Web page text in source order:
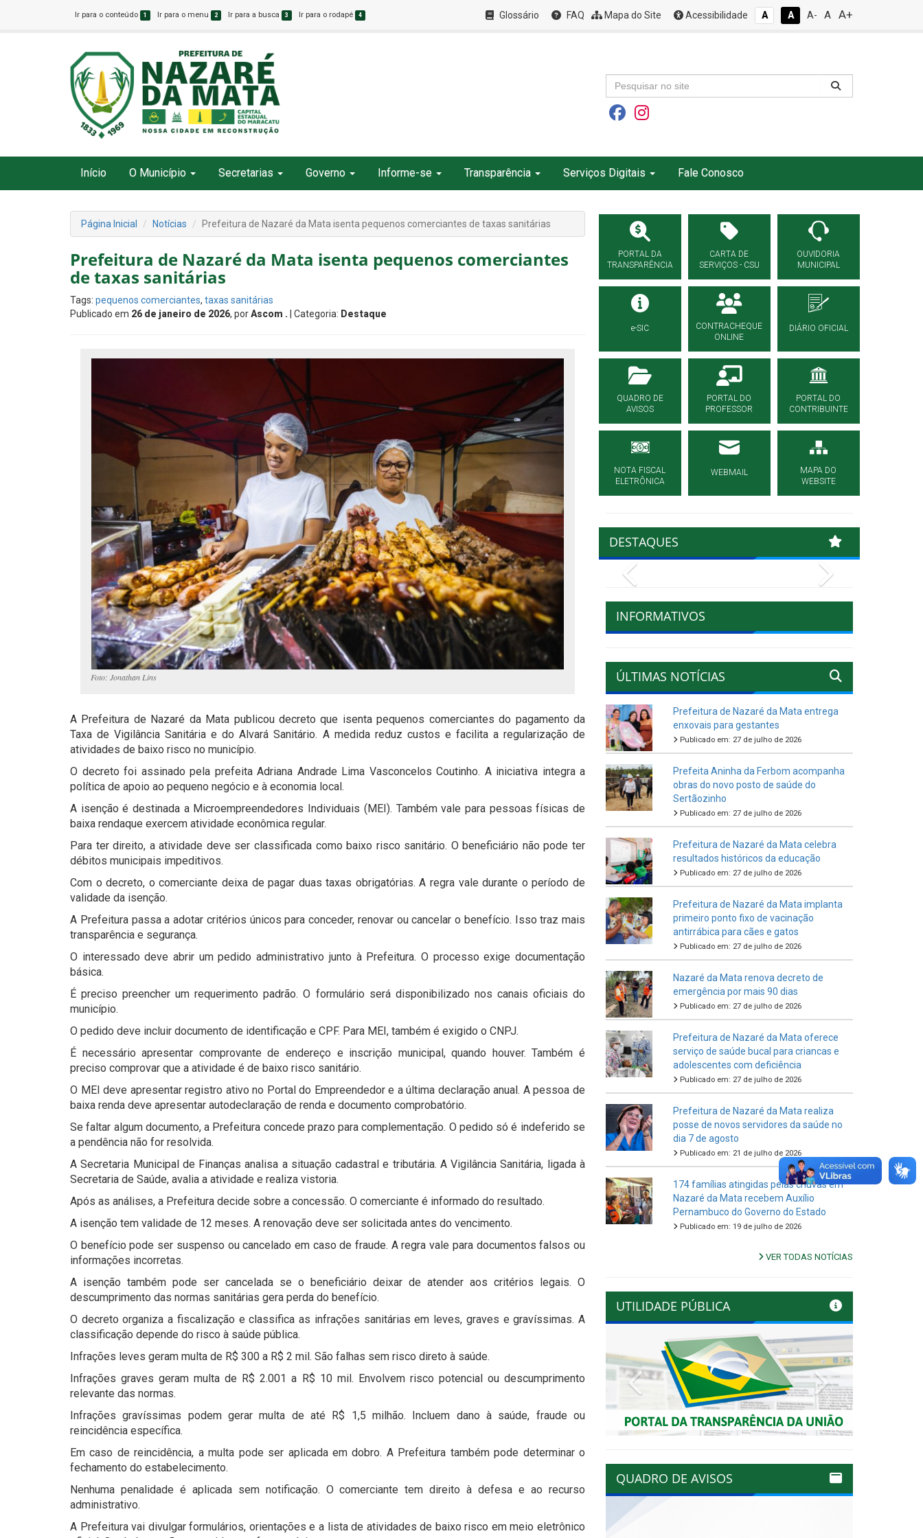
Ir para o conteúdo 1 Ir para o menu 2 Ir para a busca 3 Ir para o rodapé 4 Glossário FAQ Mapa do Site Acessibilidade A A A- A A+
Início O Município Secretarias Governo Informe-se Transparência Serviços Digitais Fale Conosco
Página Inicial Notícias Prefeitura de Nazaré da Mata isenta pequenos comerciantes de taxas sanitárias
Prefeitura de Nazaré da Mata isenta pequenos comerciantes
de taxas sanitárias
Tags: pequenos comerciantes, taxas sanitárias
Publicado em 26 de janeiro de 2026, porAscom . | Categoria: Destaque
Foto: Jonathan Lins
A Prefeitura de Nazaré da Mata publicou decreto que isenta pequenos comerciantes do pagamento da
Taxa de Vigilância Sanitária e do Alvará Sanitário. A medida reduz custos e facilita a regularização de
atividades de baixo risco no município.
O decreto foi assinado pela prefeita Adriana Andrade Lima Vasconcelos Coutinho. A iniciativa integra a
política de apoio ao pequeno negócio e à economia local.
A isenção é destinada a Microempreendedores Individuais (MEI). Também vale para pessoas físicas de
baixa rendaque exercem atividade econômica regular.
Para ter direito, a atividade deve ser classificada como baixo risco sanitário. O beneficiário não pode ter
débitos municipais impeditivos.
Com o decreto, o comerciante deixa de pagar duas taxas obrigatórias. A regra vale durante o período de
validade da isenção.
A Prefeitura passa a adotar critérios únicos para conceder, renovar ou cancelar o benefício. Isso traz mais
transparência e segurança.
O interessado deve abrir um pedido administrativo junto à Prefeitura. O processo exige documentação
básica.
É preciso preencher um requerimento padrão. O formulário será disponibilizado nos canais oficiais do
município.
O pedido deve incluir documento de identificação e CPF. Para MEI, também é exigido o CNPJ.
É necessário apresentar comprovante de endereço e inscrição municipal, quando houver. Também é
preciso comprovar que a atividade é de baixo risco sanitário.
O MEI deve apresentar registro ativo no Portal do Empreendedor e a última declaração anual. A pessoa de
baixa renda deve apresentar autodeclaração de renda e documento comprobatório.
Se faltar algum documento, a Prefeitura concede prazo para complementação. O pedido só é indeferido se
a pendência não for resolvida.
A Secretaria Municipal de Finanças analisa a situação cadastral e tributária. A Vigilância Sanitária, ligada à
Secretaria de Saúde, avalia a atividade e realiza vistoria.
Após as análises, a Prefeitura decide sobre a concessão. O comerciante é informado do resultado.
A isenção tem validade de 12 meses. A renovação deve ser solicitada antes do vencimento.
O benefício pode ser suspenso ou cancelado em caso de fraude. A regra vale para documentos falsos ou
informações incorretas.
A isenção também pode ser cancelada se o beneficiário deixar de atender aos critérios legais. O
descumprimento das normas sanitárias gera perda do benefício.
O decreto organiza a fiscalização e classifica as infrações sanitárias em leves, graves e gravíssimas. A
classificação depende do risco à saúde pública.
Infrações leves geram multa de R$ 300 a R$ 2 mil. São falhas sem risco direto à saúde.
Infrações graves geram multa de R$ 2.001 a R$ 10 mil. Envolvem risco potencial ou descumprimento
relevante das normas.
Infrações gravíssimas podem gerar multa de até R$ 1,5 milhão. Incluem dano à saúde, fraude ou
reincidência específica.
Em caso de reincidência, a multa pode ser aplicada em dobro. A Prefeitura também pode determinar o
fechamento do estabelecimento.
Nenhuma penalidade é aplicada sem notificação. O comerciante tem direito à defesa e ao recurso
administrativo.
A Prefeitura vai divulgar formulários, orientações e a lista de atividades de baixo risco em meio eletrônico
PORTAL DA
TRANSPARÊNCIA
CARTA DE
SERVIÇOS - CSU
OUVIDORIA
MUNICIPAL
e-SIC
CONTRACHEQUE
ONLINE
DIÁRIO OFICIAL
QUADRO DE
AVISOS
PORTAL DO
PROFESSOR
PORTAL DO
CONTRIBUINTE
NOTA FISCAL
ELETRÔNICA
WEBMAIL
MAPA DO
WEBSITE
DESTAQUES
INFORMATIVOS
ÚLTIMAS NOTÍCIAS
Prefeitura de Nazaré da Mata entrega
enxovais para gestantes
Publicado em: 27 de julho de 2026
Prefeita Aninha da Ferbom acompanha
obras do novo posto de saúde do
Sertãozinho
Publicado em: 27 de julho de 2026
Prefeitura de Nazaré da Mata celebra
resultados históricos da educação
Publicado em: 27 de julho de 2026
Prefeitura de Nazaré da Mata implanta
primeiro ponto fixo de vacinação
antirrábica para cães e gatos
Publicado em: 27 de julho de 2026
Nazaré da Mata renova decreto de
emergência por mais 90 dias
Publicado em: 27 de julho de 2026
Prefeitura de Nazaré da Mata oferece
serviço de saúde bucal para criancas e
adolescentes com deficiência
Publicado em: 27 de julho de 2026
Prefeitura de Nazaré da Mata realiza
posse de novos servidores da saúde no
dia 7 de agosto
Publicado em: 21 de julho de 2026
174 famílias atingidas pelas chuvas em
Nazaré da Mata recebem Auxílio
Pernambuco do Governo do Estado
Publicado em: 19 de julho de 2026
VER TODAS NOTÍCIAS
UTILIDADE PÚBLICA
Previous Next
QUADRO DE AVISOS